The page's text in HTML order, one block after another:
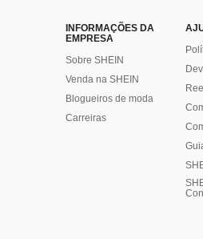
INFORMAÇÕES DA
EMPRESA
Sobre SHEIN
Venda na SHEIN
Blogueiros de moda
Carreiras